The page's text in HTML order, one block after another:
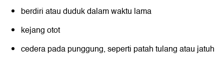
berdiri atau duduk dalam waktu lama
kejang otot
cedera pada punggung, seperti patah tulang atau jatuh